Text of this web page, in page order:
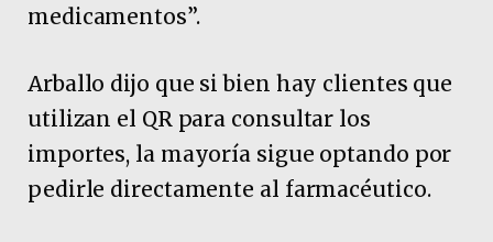
medicamentos”.
Arballo dijo que si bien hay clientes que
utilizan el QR para consultar los
importes, la mayoría sigue optando por
pedirle directamente al farmacéutico.